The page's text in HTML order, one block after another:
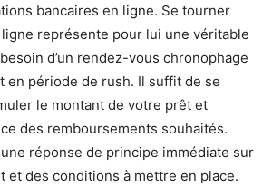
bancaires en ligne. Se tourner
représente pour lui une véritable
d’un rendez-vous chronophage
en période de rush. Il suffit de se
le montant de votre prêt et
des remboursements souhaités.
réponse de principe immédiate sur
et des conditions à mettre en place.